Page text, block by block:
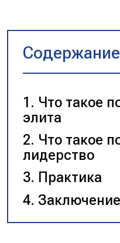
Что такое
элита
Что такое
лидерство
Практика
Заключение